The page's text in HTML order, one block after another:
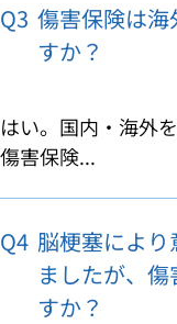
Q3 傷害保険は
すか？
はい。国内・海外
傷害保険...
Q4 脳梗塞によ
ましたが、
すか？